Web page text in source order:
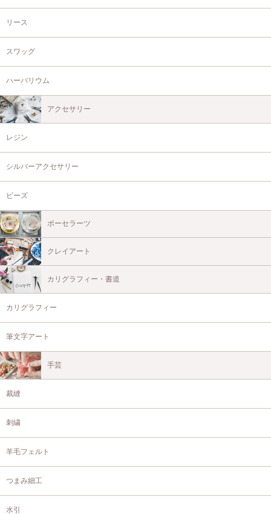
リース
スワッグ
ハーバリウム
アクセサリー
レジン
シルバーアクセサリー
ビーズ
ポーセラーツ
クレイアート
カリグラフィー・書道
カリグラフィー
筆文字アート
手芸
裁縫
刺繍
羊毛フェルト
つまみ細工
水引